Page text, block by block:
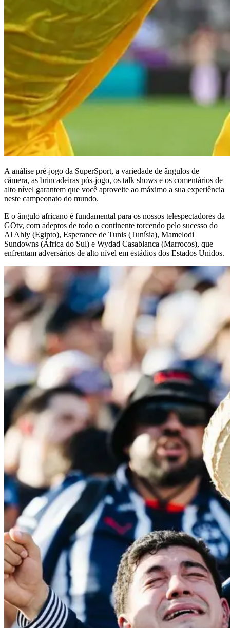
A análise pré-jogo da SuperSport, a variedade de ângulos de
câmera, as brincadeiras pós-jogo, os talk shows e os comentários de
alto nível garantem que você aproveite ao máximo a sua experiência
neste campeonato do mundo.
E o ângulo africano é fundamental para os nossos telespectadores da
GOtv, com adeptos de todo o continente torcendo pelo sucesso do
Al Ahly (Egipto), Esperance de Tunis (Tunísia), Mamelodi
Sundowns (África do Sul) e Wydad Casablanca (Marrocos), que
enfrentam adversários de alto nível em estádios dos Estados Unidos.